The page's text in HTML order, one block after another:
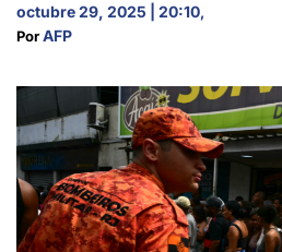
octubre 29, 2025 | 20:10,
Por AFP